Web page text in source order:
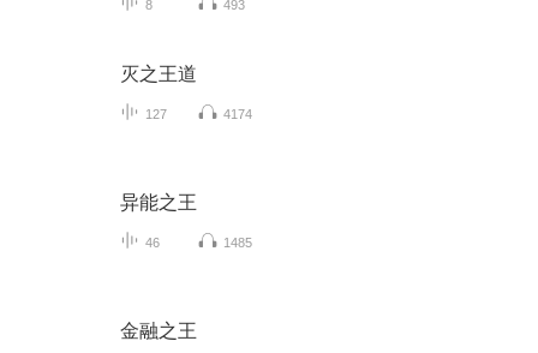
8 493
灭之王道
127 4174
异能之王
46 1485
金融之王